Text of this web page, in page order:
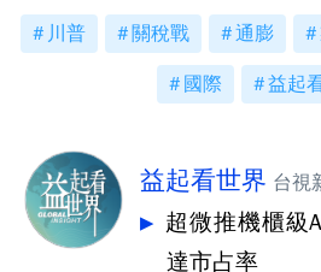
川普 關稅戰 通膨
國際 益起
益起看世界 台視
超微推機櫃級
達市占率